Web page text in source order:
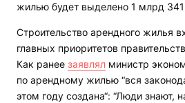
жилью будет выделено 1 млрд
Строительство арендного жилья
главных приоритетов
Как ранее заявлял министр
по арендному жилью “вся
этом году создана“: “Люди знают,